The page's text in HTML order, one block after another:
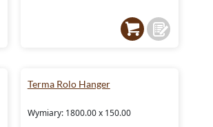
Terma Rolo Hanger
Wymiary: 1800.00 x 150.00